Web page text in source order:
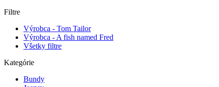
Filtre
Výrobca - Tom Tailor
Výrobca - A fish named Fred
Všetky filtre
Kategórie
Bundy